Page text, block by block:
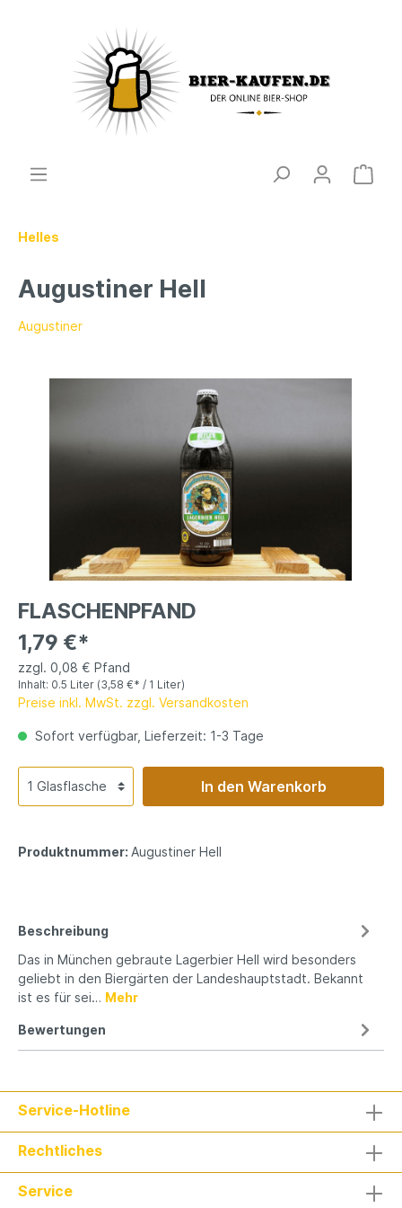
Helles
Augustiner Hell
Augustiner
FLASCHENPFAND
1,79 €*
zzgl. 0,08 € Pfand
Inhalt: 0.5 Liter (3,58 €* / 1 Liter)
Preise inkl. MwSt. zzgl. Versandkosten
Sofort verfügbar, Lieferzeit: 1-3 Tage
In den Warenkorb
Produktnummer: Augustiner Hell
Beschreibung
Das in München gebraute Lagerbier Hell wird besonders
geliebt in den Biergärten der Landeshauptstadt. Bekannt
ist es für sei… Mehr
Bewertungen
Service-Hotline
Rechtliches
Service